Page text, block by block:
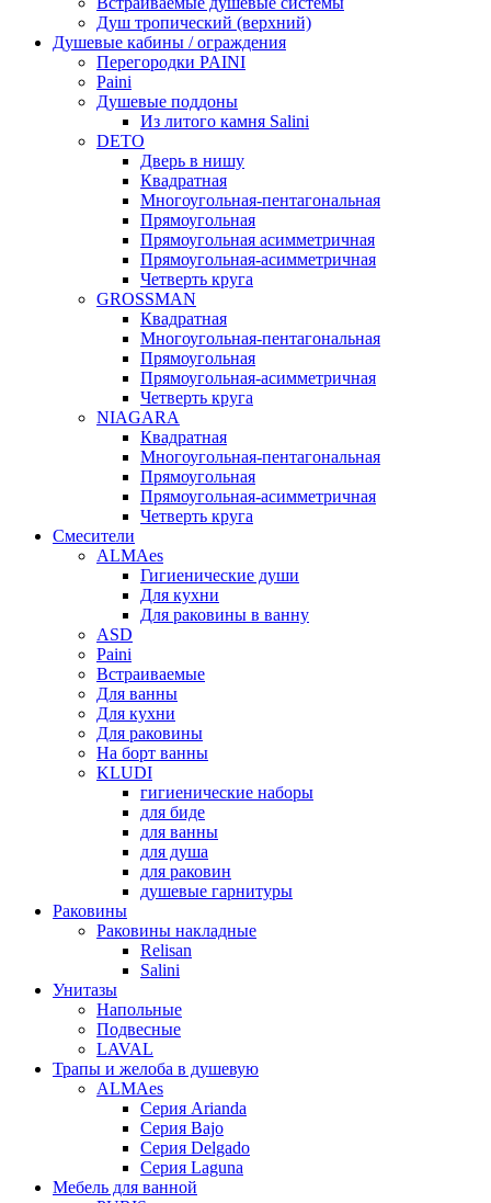
Душ тропический (верхний)
Душевые кабины / ограждения
Перегородки PAINI
Paini
Душевые поддоны
Из литого камня Salini
DETO
Дверь в нишу
Квадратная
Многоугольная-пентагональная
Прямоугольная
Прямоугольная асимметричная
Прямоугольная-асимметричная
Четверть круга
GROSSMAN
Квадратная
Многоугольная-пентагональная
Прямоугольная
Прямоугольная-асимметричная
Четверть круга
NIAGARA
Квадратная
Многоугольная-пентагональная
Прямоугольная
Прямоугольная-асимметричная
Четверть круга
Смесители
ALMAes
Гигиенические души
Для кухни
Для раковины в ванну
ASD
Paini
Встраиваемые
Для ванны
Для кухни
Для раковины
На борт ванны
KLUDI
гигиенические наборы
для биде
для ванны
для душа
для раковин
душевые гарнитуры
Раковины
Раковины накладные
Relisan
Salini
Унитазы
Напольные
Подвесные
LAVAL
Трапы и желоба в душевую
ALMAes
Серия Arianda
Серия Bajo
Серия Delgado
Серия Laguna
Мебель для ванной